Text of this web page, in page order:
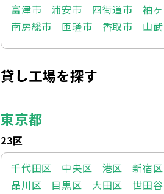
富津市
浦安市 四街道市 袖
南房総市
匝瑳市 香取市 山
貸し工場を探す
東京都
23区
千代田区
中央区 港区 新宿区
品川区
目黒区 大田区 世田